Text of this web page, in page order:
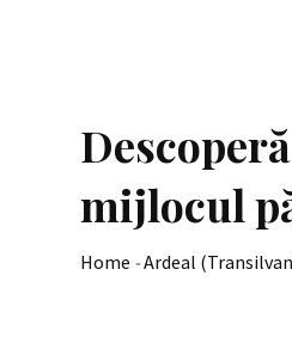
mijlocul
Home -Ardeal